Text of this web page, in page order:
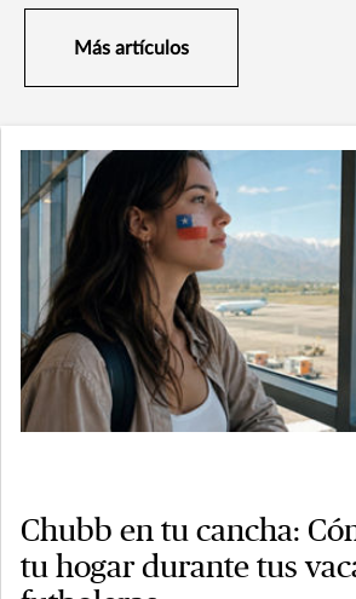
Más artículos
Chubb en tu cancha:
tu hogar durante tus